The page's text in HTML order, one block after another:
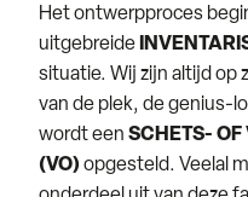
Het ontwerpproces
uitgebreide
situatie. Wij zijn altijd op
van de plek, de genius-
wordt een SCHETS- OF
(VO) opgesteld. Veelal